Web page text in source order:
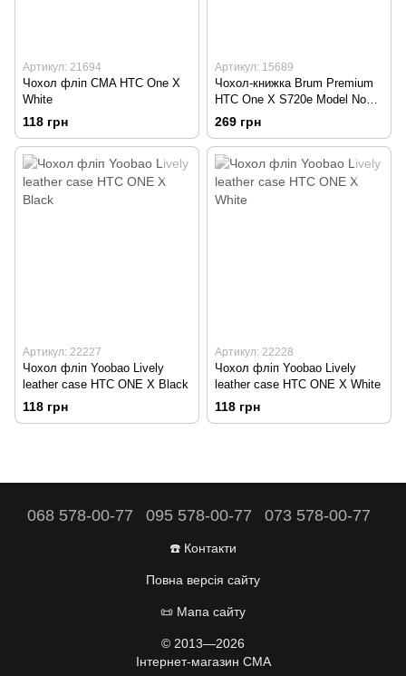
Артикул: 21694
Чохол фліп CMA HTC One X
White
118 грн
Артикул: 15689
Чохол-книжка Brum Premium
HTC One X S720e Model No26
Чорний
269 грн
Артикул: 22227
Чохол фліп Yoobao Lively
leather case HTC ONE X Black
118 грн
Артикул: 22228
Чохол фліп Yoobao Lively
leather case HTC ONE X White
118 грн
068 578-00-77 095 578-00-77 073 578-00-77
☎️ Контакти
Повна версія сайту
📜 Мапа сайту
© 2013—2026
Інтернет-магазин CMA